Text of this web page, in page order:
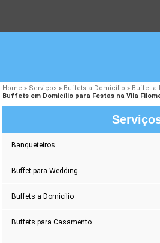
Home » Serviços» Buffets a Domicílio» Buffet
Buffets em Domicílio para Festas na Vila
Banqueteiros
Buffet para Wedding
Buffets a Domicílio
Buffets para Casamento